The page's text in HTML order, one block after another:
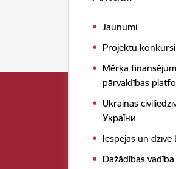
Jaunumi
Projektu konkursi
Mērķa
pārvaldības
Ukrainas
України
Iespējas un dzīve
Dažādības vadība